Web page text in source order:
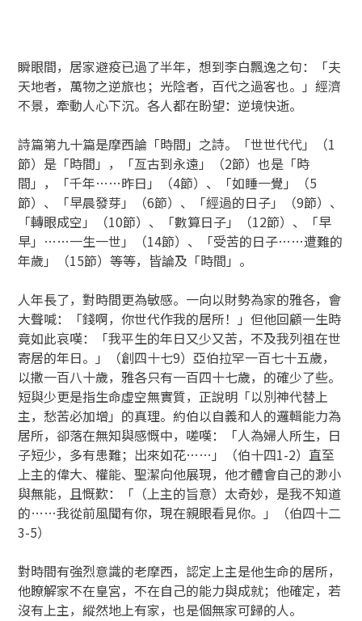
瞬眼間，居家避疫已過了半年，想到李白飄逸之句：「夫
天地者，萬物之逆旅也；光陰者，百代之過客也。」經濟
不景，牽動人心下沉。各人都在盼望：逆境快逝。
詩篇第九十篇是摩西論「時間」之詩。「世世代代」（1
節）是「時間」，「亙古到永遠」（2節）也是「時
間」，「千年……昨日」（4節）、「如睡一覺」（5
節）、「早晨發芽」（6節）、「經過的日子」（9節）、
「轉眼成空」（10節）、「數算日子」（12節）、「早
早」……一生一世」（14節）、「受苦的日子……遭難的
年歲」（15節）等等，皆論及「時間」。
人年長了，對時間更為敏感。一向以財勢為家的雅各，會
大聲喊：「錢啊，你世代作我的居所！」但他回顧一生時
竟如此哀嘆：「我平生的年日又少又苦，不及我列祖在世
寄居的年日。」（創四十七9）亞伯拉罕一百七十五歲，
以撒一百八十歲，雅各只有一百四十七歲，的確少了些。
短與少更是指生命虛空無實質，正說明「以別神代替上
主，愁苦必加增」的真理。約伯以自義和人的邏輯能力為
居所，卻落在無知與感慨中，嗟嘆：「人為婦人所生，日
子短少，多有患難；出來如花……」（伯十四1-2）直至
上主的偉大、權能、聖潔向他展現，他才體會自己的渺小
與無能，且慨歎：「（上主的旨意）太奇妙，是我不知道
的……我從前風聞有你，現在親眼看見你。」（伯四十二
3-5）
對時間有強烈意識的老摩西，認定上主是他生命的居所，
他瞭解家不在皇宮，不在自己的能力與成就；他確定，若
沒有上主，縱然地上有家，也是個無家可歸的人。